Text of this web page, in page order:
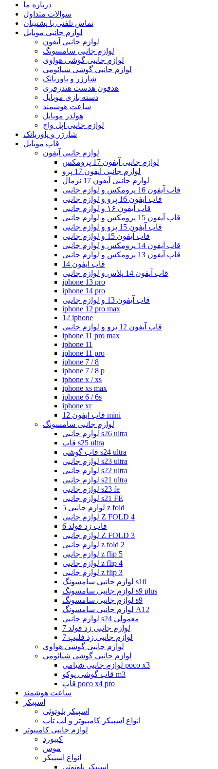
درباره ما
سوالات متداول
تماس تلفنی با پشتیبان
لوازم جانبی موبایل
لوازم جانبی آیفون
لوازم جانبی سامسونگ
لوازم جانبی گوشی هواوی
لوازم جانبی گوشی شیائومی
شارژر و پاوربانک
هدفون هدست هندزفری
دسته بازی موبایل
ساعت هوشمند
هولدر موبایل
لوازم جانبی اپل واچ
شارژر و پاوربانک
قاب موبایل
لوازم جانبی آیفون
لوازم جانبی آیفون 17 پرومکس
لوازم جانبی آیفون 17 پرو
لوازم جانبی آیفون 17 نرمال
قاب آیفون 16 پرومکس و لوازم جانبی
قاب ایفون 16 پرو و لوازم جانبی
قاب آیفون ۱۶ و لوازم جانبی
قاب آیفون 15 پرومکس و لوازم جانبی
قاب آیفون 15 پرو و لوازم جانبی
قاب آیفون 15 و لوازم جانبی
قاب آیفون 14 پرومکس و لوازم جانبی
قاب آیفون 13 پرومکس و لوازم جانبی
قاب ایفون 14
قاب آیفون 14 پلاس و لوازم جانبی
iphone 13 pro
iphone 14 pro
قاب آیفون 13 و لوازم جانبی
iphone 12 pro max
12 iphone
قاب آیفون 12 پرو و لوازم جانبی
iphone 11 pro max
iphone 11
iphone 11 pro
iphone 7 / 8
iphone 7 / 8 p
iphone x / xs
iphone xs max
iphone 6 / 6s
iphone xr
قاب ایفون 12 mini
لوازم جانبی سامسونگ
لوازم جانبی s26 ultra
قاب s25 ultra
قاب گوشی s24 ultra
لوازم جانبی s23 ultra
لوازم جانبی s22 ultra
لوازم جانبی s21 ultra
لوازم جانبی s23 fe
لوازم جانبی s21 FE
لوازم جانبی 5 z fold
لوازم جانبی Z FOLD 4
قاب زد فولد 6
لوازم جانبی Z FOLD 3
لوازم جانبی z fold 2
لوازم جانبی z flip 5
لوازم جانبی z flip 4
لوازم جانبی z flip 3
لوازم جانبی سامسونگ s10
لوازم جانبی سامسونگ s9 plus
لوازم جانبی سامسونگ s9
لوازم جانبی سامسونگ A12
لوازم جانبی s24 معمولی
لوازم جانبی زد فولد 7
لوازم جانبی زد فلیپ 7
لوازم جانبی گوشی هواوی
لوازم جانبی گوشی شیائومی
لوازم جانبی شیامی poco x3
قاب گوشی پوکو m3
قاب poco x4 pro
ساعت هوشمند
اسپیکر
اسپیکر بلوتوثی
انواع اسپیکر کامپیوتر و لپ تاپ
لوازم جانبی کامپیوتر
کیبورد
موس
انواع اسپیکر
اسپیکر بلوتوثی